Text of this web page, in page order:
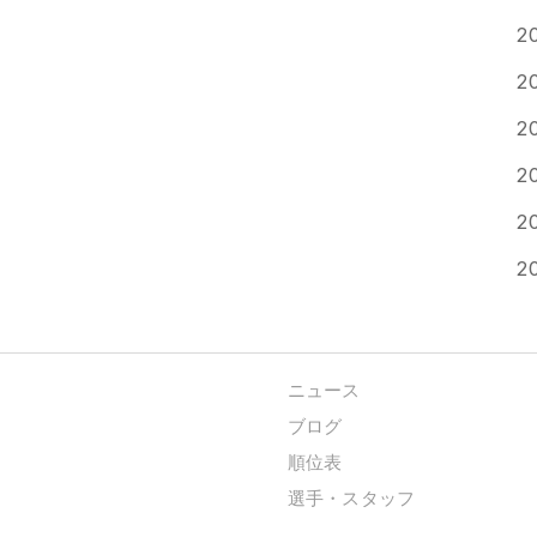
ニュース
ブログ
順位表
選手・スタッフ